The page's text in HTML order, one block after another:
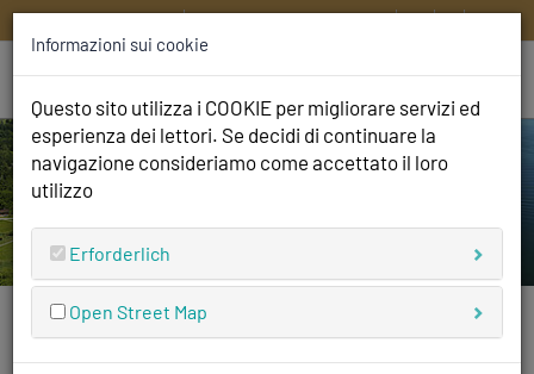
HOME CONTATTATECI DE EN IT FR
Informazioni sui cookie
Questo sito utilizza i COOKIE per migliorare servizi ed
esperienza dei lettori. Se decidi di continuare la
navigazione consideriamo come accettato il loro
utilizzo
Erforderlich
Open Street Map